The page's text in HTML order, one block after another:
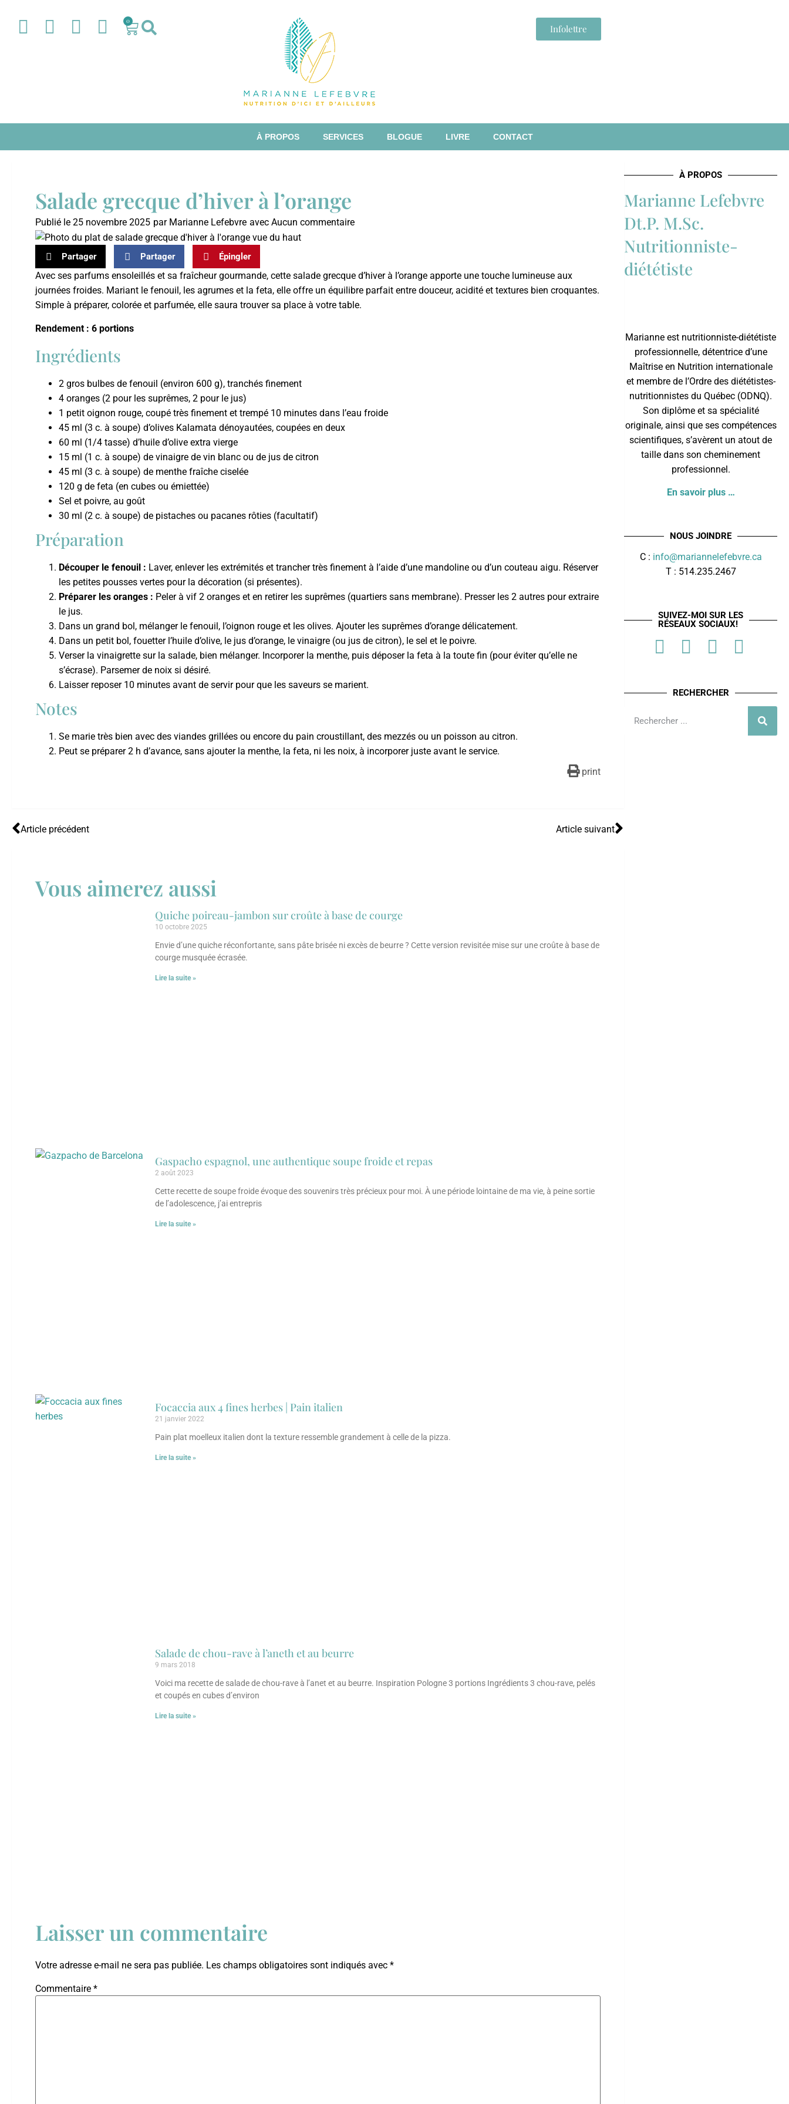
0
Infolettre
À PROPOS SERVICES BLOGUE LIVRE CONTACT
Salade grecque d’hiver à l’orange
Publié le 25 novembre 2025 par Marianne Lefebvre avec Aucun commentaire
Partager Partager Épingler
Avec ses parfums ensoleillés et sa fraîcheur gourmande, cette salade grecque d’hiver à l’orange apporte une touche lumineuse aux
journées froides. Mariant le fenouil, les agrumes et la feta, elle offre un équilibre parfait entre douceur, acidité et textures bien croquantes.
Simple à préparer, colorée et parfumée, elle saura trouver sa place à votre table.
Rendement : 6 portions
Ingrédients
2 gros bulbes de fenouil (environ 600 g), tranchés finement
4 oranges (2 pour les suprêmes, 2 pour le jus)
1 petit oignon rouge, coupé très finement et trempé 10 minutes dans l’eau froide
45 ml (3 c. à soupe) d’olives Kalamata dénoyautées, coupées en deux
60 ml (1/4 tasse) d’huile d’olive extra vierge
15 ml (1 c. à soupe) de vinaigre de vin blanc ou de jus de citron
45 ml (3 c. à soupe) de menthe fraîche ciselée
120 g de feta (en cubes ou émiettée)
Sel et poivre, au goût
30 ml (2 c. à soupe) de pistaches ou pacanes rôties (facultatif)
Préparation
Découper le fenouil : Laver, enlever les extrémités et trancher très finement à l’aide d’une mandoline ou d’un couteau aigu. Réserver
les petites pousses vertes pour la décoration (si présentes).
Préparer les oranges : Peler à vif 2 oranges et en retirer les suprêmes (quartiers sans membrane). Presser les 2 autres pour extraire
le jus.
Dans un grand bol, mélanger le fenouil, l’oignon rouge et les olives. Ajouter les suprêmes d’orange délicatement.
Dans un petit bol, fouetter l’huile d’olive, le jus d’orange, le vinaigre (ou jus de citron), le sel et le poivre.
Verser la vinaigrette sur la salade, bien mélanger. Incorporer la menthe, puis déposer la feta à la toute fin (pour éviter qu’elle ne
s’écrase). Parsemer de noix si désiré.
Laisser reposer 10 minutes avant de servir pour que les saveurs se marient.
Notes
Se marie très bien avec des viandes grillées ou encore du pain croustillant, des mezzés ou un poisson au citron.
Peut se préparer 2 h d’avance, sans ajouter la menthe, la feta, ni les noix, à incorporer juste avant le service.
print
Article précédent Article suivant
Vous aimerez aussi
Quiche poireau-jambon sur croûte à base de courge
10 octobre 2025
Envie d’une quiche réconfortante, sans pâte brisée ni excès de beurre ? Cette version revisitée mise sur une croûte à base de
courge musquée écrasée.
Lire la suite »
Gaspacho espagnol, une authentique soupe froide et repas
2 août 2023
Cette recette de soupe froide évoque des souvenirs très précieux pour moi. À une période lointaine de ma vie, à peine sortie
de l’adolescence, j’ai entrepris
Lire la suite »
Focaccia aux 4 fines herbes | Pain italien
21 janvier 2022
Pain plat moelleux italien dont la texture ressemble grandement à celle de la pizza.
Lire la suite »
Salade de chou-rave à l’aneth et au beurre
9 mars 2018
Voici ma recette de salade de chou-rave à l’anet et au beurre. Inspiration Pologne 3 portions Ingrédients 3 chou-rave, pelés
et coupés en cubes d’environ
Lire la suite »
Laisser un commentaire
Votre adresse e-mail ne sera pas publiée. Les champs obligatoires sont indiqués avec *
Commentaire *
À PROPOS
Marianne Lefebvre
Dt.P. M.Sc.
Nutritionniste-
diététiste
Marianne est nutritionniste-diététiste
professionnelle, détentrice d’une
Maîtrise en Nutrition internationale
et membre de l’Ordre des diététistes-
nutritionnistes du Québec (ODNQ).
Son diplôme et sa spécialité
originale, ainsi que ses compétences
scientifiques, s’avèrent un atout de
taille dans son cheminement
professionnel.
En savoir plus …
NOUS JOINDRE
C : info@mariannelefebvre.ca
T : 514.235.2467
SUIVEZ-MOI SUR LES
RÉSEAUX SOCIAUX!
RECHERCHER